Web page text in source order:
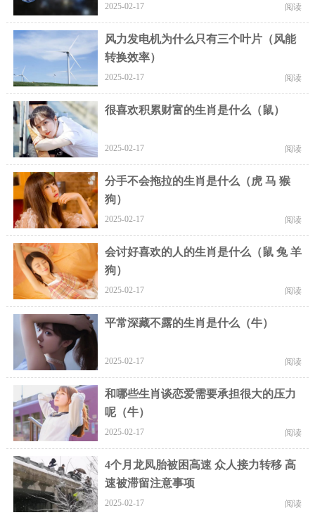
2025-02-17 阅读
风力发电机为什么只有三个叶片（风能
转换效率）
2025-02-17 阅读
很喜欢积累财富的生肖是什么（鼠）
2025-02-17 阅读
分手不会拖拉的生肖是什么（虎 马 猴
狗）
2025-02-17 阅读
会讨好喜欢的人的生肖是什么（鼠 兔 羊
狗）
2025-02-17 阅读
平常深藏不露的生肖是什么（牛）
2025-02-17 阅读
和哪些生肖谈恋爱需要承担很大的压力
呢（牛）
2025-02-17 阅读
4个月龙凤胎被困高速 众人接力转移 高
速被滞留注意事项
2025-02-17 阅读